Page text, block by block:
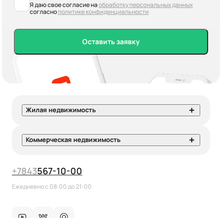
Я даю свое согласие наобработку персональных данных
согласнополитике конфиденциальности
Оставить заявку
Жилая недвижимость
Коммерческая недвижимость
+7843567-10-00
Ежедневно с 08:00 до 21:00